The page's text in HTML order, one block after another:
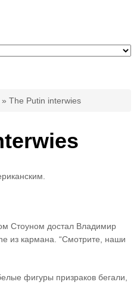
» The Putin interwies
Стоуном достал Владимир
из кармана. “Смотрите, наши
фигуры призраков бегали,